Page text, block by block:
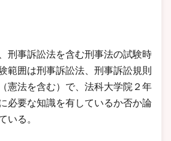
刑事訴訟法を含む刑事法の試験時
範囲は刑事訴訟法、刑事訴訟規則
憲法を含む）で、法科大学院２年
必要な知識を有しているか否か論
いる。